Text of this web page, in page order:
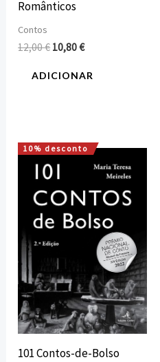
Românticos
Contos
12,00€ 10,80€
ADICIONAR
10% desconto
101 Contos-de-Bolso
O
preço
original
era:
7,50 €.
O
preço
é:
6,75 €.